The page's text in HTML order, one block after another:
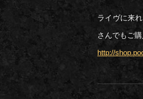
ライヴに来
さんでもご
http://